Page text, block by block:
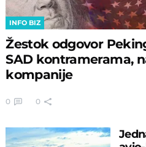
INFO BIZ
Žestok odgovor
SAD kontramerama,
kompanije
0 0